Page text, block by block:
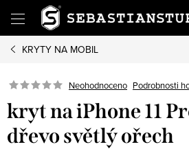
obsah
KRYTY NA MOBIL
Neohodnoceno Podrobnosti
kryt na iPhone 11
dřevo světlý ořech